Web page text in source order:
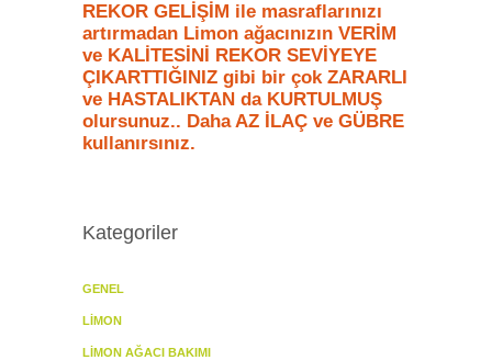
REKOR GELİŞİM ile masraflarınızı
artırmadan Limon ağacınızın VERİM
ve KALİTESİNİ REKOR SEVİYEYE
ÇIKARTTIĞINIZ gibi bir çok ZARARLI
ve HASTALIKTAN da KURTULMUŞ
olursunuz.. Daha AZ İLAÇ ve GÜBRE
kullanırsınız.
Kategoriler
GENEL
LIMON
LIMON AĞACI BAKIMI